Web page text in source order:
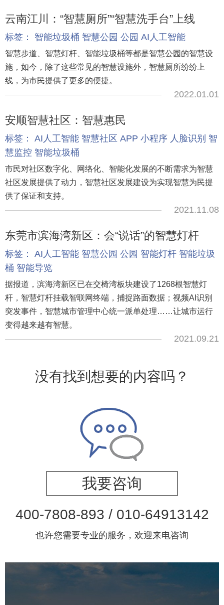
云南江川：“智慧厕所”“智慧洗手台”上线
标签： 智能垃圾桶 智慧公园 公园 AI人工智能
智慧步道、智慧灯杆、智能垃圾桶等都是智慧公园的智慧设
施，如今，除了这些常见的智慧设施外，智慧厕所纷纷上
线，为市民提供了更多的便捷。
2022.01.01
安顺智慧社区：智慧惠民
标签： AI人工智能 智慧社区 APP 小程序 人脸识别 智
慧监控 智能垃圾桶
市民对社区数字化、网络化、智能化发展的不断需求为智慧
社区发展提供了动力，智慧社区发展建设为实现智慧为民提
供了保证和支持。
2021.11.08
东莞市滨海湾新区：会“说话”的智慧灯杆
标签： AI人工智能 智慧公园 公园 智能灯杆 智能垃圾
桶 智能导览
据报道，滨海湾新区已在交椅湾板块建设了1268根智慧灯
杆，智慧灯杆挂载智联网终端，捕捉路面数据；视频AI识别
突发事件，智慧城市管理中心统一派单处理……让城市运行
变得越来越有智慧。
2021.09.21
没有找到想要的内容吗？
我要咨询
400-7808-893 / 010-64913142
也许您需要专业的服务，欢迎来电咨询